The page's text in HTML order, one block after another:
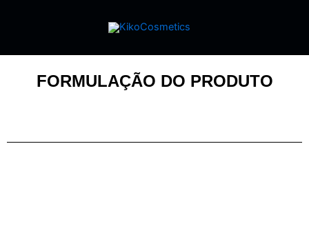
FORMULAÇÃO DO PRODUTO